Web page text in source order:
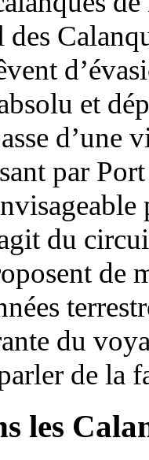
et
d’une
par
du
de
du
de la
les